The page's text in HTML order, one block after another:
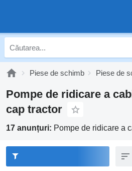
Piese de schimb Piese de
Pompe de ridicare a
cap tractor
17 anunțuri: Pompe de ridicare a